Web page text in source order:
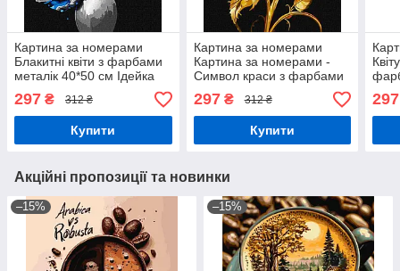
Картина за номерами
Блакитні квіти з фарбами
металік 40*50 см Ідейка
297 ₴ 312 ₴
Купити
Картина за номерами
Картина за номерами -
Символ краси з фарбами
Ідейка KHO 3244
297₴ 312 ₴
Купити
297
Акційні пропозиції та новинки
–15% –15%